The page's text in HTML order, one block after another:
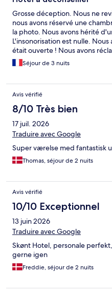
Grosse déception. Nous ne
nous avons réservé une
la photo. Nous avons hérité
L'insonorisation est nulle.
était ouverte ! Nous avons
nous a été répondu " ne pas se
à chaque fois sans souci, sauf
disposition de la chambre
pourquoi. Pas de salle de
toute vitrée (intimité zéro) dans
passant par les WC vitrés eux
chambre puisqu il n y avait pas
impersonnel où le client doit
devient ubuesque. 4- un
description. Nous le
comme en ont eu d'autres
reviendrons pas ici. Nous
Séjour de 3 nuits
Avis vérifié
8/10 Très bien
17 juil. 2026
Traduire avec Google
Super værelse med fantastisk
Thomas, séjour de 2 nuits
Avis vérifié
10/10 Exceptionnel
13 juin 2026
Traduire avec Google
Skønt Hotel, personale
gerne igen
Freddie, séjour de 2 nuits